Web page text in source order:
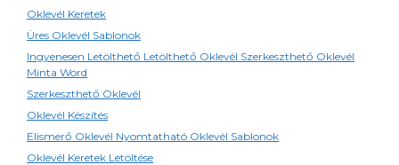
Oklevél Keretek
Üres Oklevél Sablonok
Ingyenesen Letölthető Letölthető Oklevél Szerkeszthető Oklevél
Minta Word
Szerkeszthető Oklevél
Oklevél Készítés
Elismerő Oklevél Nyomtatható Oklevél Sablonok
Oklevél Keretek Letöltése